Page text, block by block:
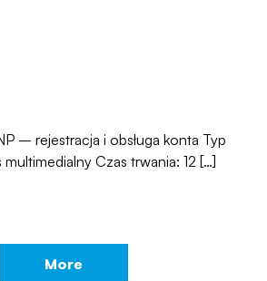
– rejestracja i obsługa konta Typ
multimedialny Czas trwania: 12 […]
More